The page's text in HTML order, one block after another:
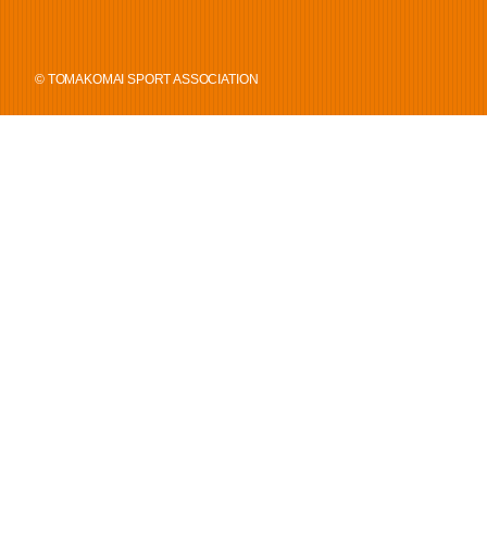
© TOMAKOMAI SPORT ASSOCIATION